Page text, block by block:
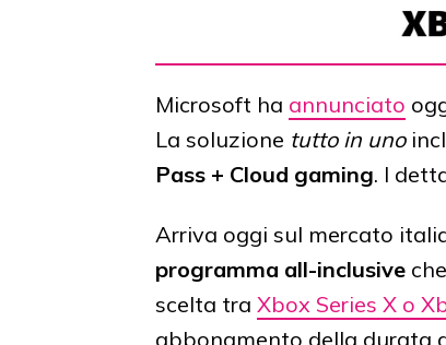
Microsoft ha annunciato
La soluzione tutto in uno
Pass + Cloud gaming. I
Arriva oggi sul mercato
programma all-inclusive
scelta tra Xbox Series X o
abbonamento della durata